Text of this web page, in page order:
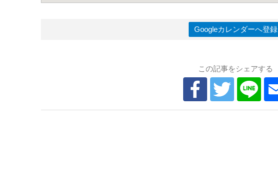
Googleカレンダーへ登録
この記事をシェアする